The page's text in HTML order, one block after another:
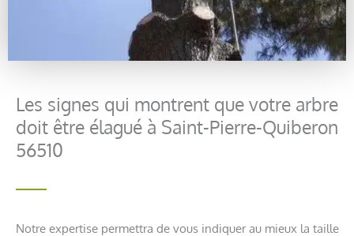
Les signes qui montrent que votre arbre
doit être élagué à Saint-Pierre-Quiberon
56510
Notre expertise permettra de vous indiquer au mieux la taille